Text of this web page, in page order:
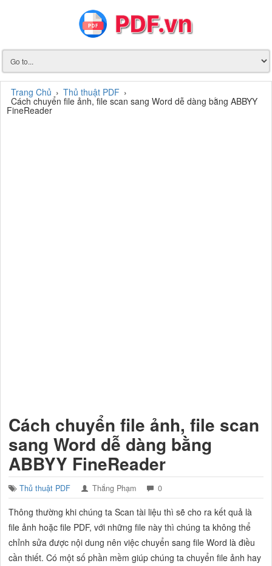
Trang Chủ › Thủ thuật PDF ›
Cách chuyển file ảnh, file scan sang Word dễ dàng bằng ABBYY
FineReader
Cách chuyển file ảnh, file scan
sang Word dễ dàng bằng
ABBYY FineReader
Thủ thuật PDF Thắng Phạm 0
Thông thường khi chúng ta Scan tài liệu thì sẽ cho ra kết quả là
file ảnh hoặc file PDF, với những file này thì chúng ta không thể
chỉnh sửa được nội dung nên việc chuyển sang file Word là điều
cần thiết. Có một số phần mềm giúp chúng ta chuyển file ảnh hay